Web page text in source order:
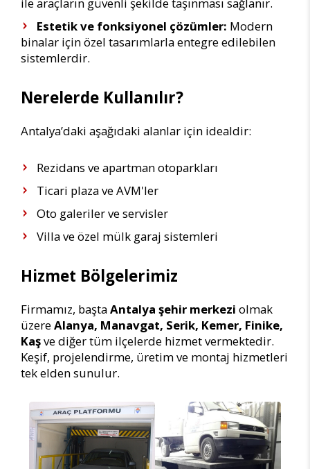
Estetik ve fonksiyonel çözümler: Modern
binalar için özel tasarımlarla entegre edilebilen
sistemlerdir.
Nerelerde Kullanılır?
Antalya’daki aşağıdaki alanlar için idealdir:
Rezidans ve apartman otoparkları
Ticari plaza ve AVM'ler
Oto galeriler ve servisler
Villa ve özel mülk garaj sistemleri
Hizmet Bölgelerimiz
Firmamız, baştaAntalya şehir merkezi olmak
üzereAlanya, Manavgat, Serik, Kemer, Finike,
Kaşve diğer tüm ilçelerde hizmet vermektedir.
Keşif, projelendirme, üretim ve montaj hizmetleri
tek elden sunulur.